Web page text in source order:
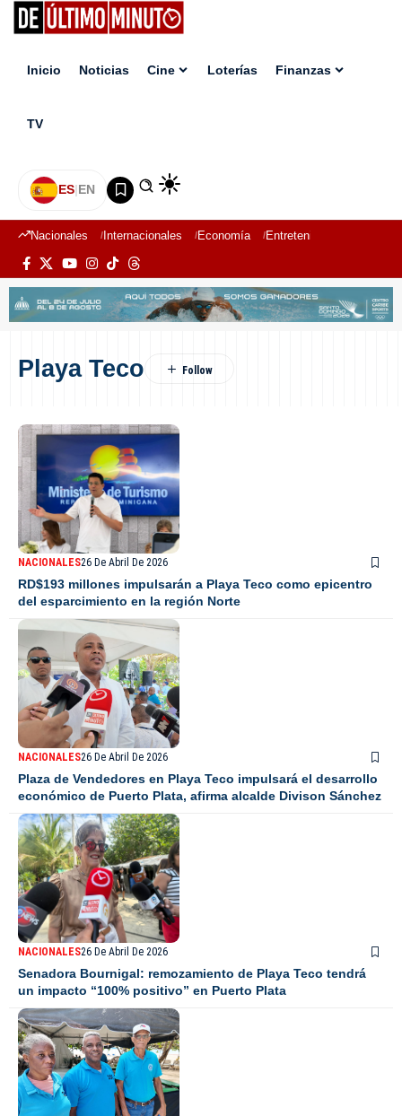
Inicio Noticias Cine Loterías Finanzas
TV
ES|EN
Nacionales Internacionales Economía Entretenimiento
Playa Teco
NACIONALES26 De Abril De 2026
RD$193 millones impulsarán a Playa Teco como epicentro
del esparcimiento en la región Norte
NACIONALES26 De Abril De 2026
Plaza de Vendedores en Playa Teco impulsará el desarrollo
económico de Puerto Plata, afirma alcalde Divison Sánchez
NACIONALES26 De Abril De 2026
Senadora Bournigal: remozamiento de Playa Teco tendrá
un impacto “100% positivo” en Puerto Plata